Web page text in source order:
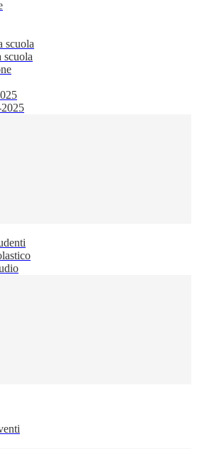
scuola
scuola